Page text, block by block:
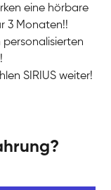
eine hörbare
3 Monaten!!
personalisierten
SIRIUS weiter!